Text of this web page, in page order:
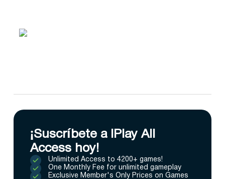
¡Suscríbete a IPlay All
Access hoy!
Unlimited Access to 4200+ games!
One Monthly Fee for unlimited gameplay
Exclusive Member's Only Prices on Games